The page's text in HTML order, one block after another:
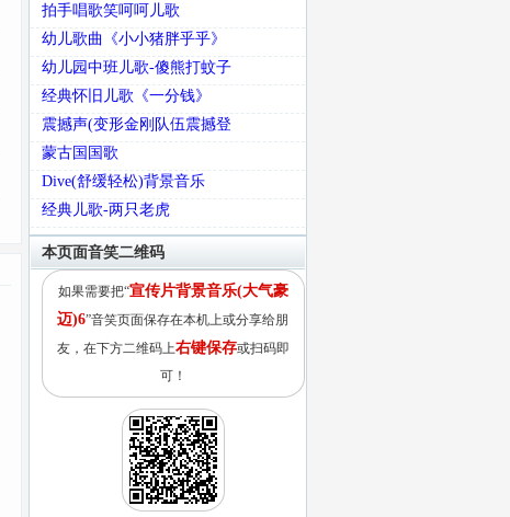
拍手唱歌笑呵呵儿歌
幼儿歌曲《小小猪胖乎乎》
幼儿园中班儿歌-傻熊打蚊子
经典怀旧儿歌《一分钱》
震撼声(变形金刚队伍震撼登
蒙古国国歌
Dive(舒缓轻松)背景音乐
经典儿歌-两只老虎
本页面音笑二维码
如果需要把“宣传片背景音乐(大气豪
迈)6”音笑页面保存在本机上或分享给朋
友，在下方二维码上右键保存或扫码即
可！